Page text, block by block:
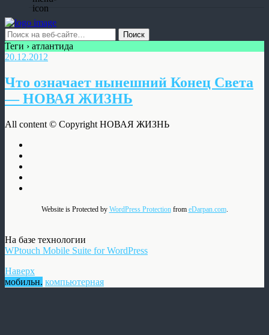
Теги › атлантида
20.12.2012
Что означает нынешний Конец Света
— НОВАЯ ЖИЗНЬ
All content © Copyright НОВАЯ ЖИЗНЬ
Website is Protected by WordPress Protectionfrom eDarpan.com.
На базе технологии
WPtouch Mobile Suite for WordPress
Наверх
мобильн. компьютерная